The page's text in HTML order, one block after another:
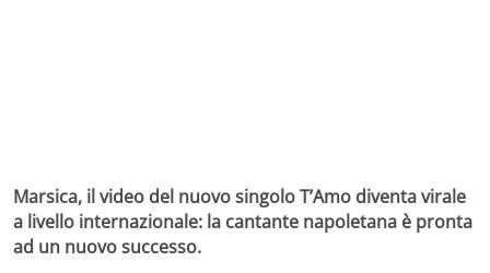
Marsica, il video del nuovo singolo T’Amo diventa virale
a livello internazionale: la cantante napoletana è pronta
ad un nuovo successo.